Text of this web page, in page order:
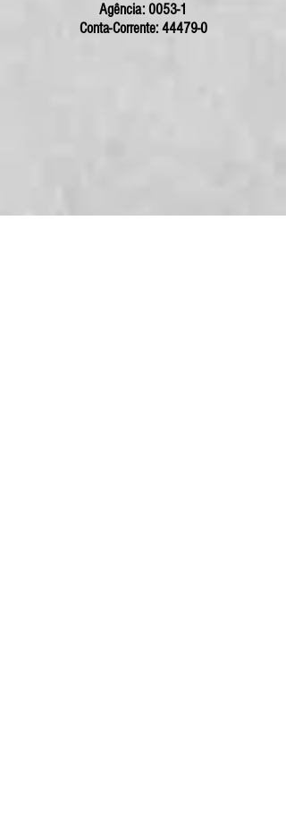
Agência: 0053-1
Conta-Corrente: 44479-0